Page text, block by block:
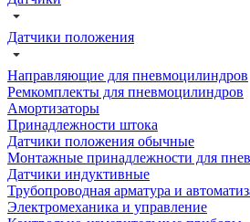
Датчики положения
Направляющие для пневмоцилиндров
Ремкомплекты для пневмоцилиндров
Амортизаторы
Принадлежности штока
Датчики положения обычные
Монтажные принадлежности для
Датчики индуктивные
Трубопроводная арматура и
Электромеханика и управление